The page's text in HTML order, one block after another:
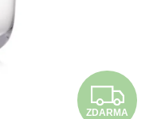
ZDARMA